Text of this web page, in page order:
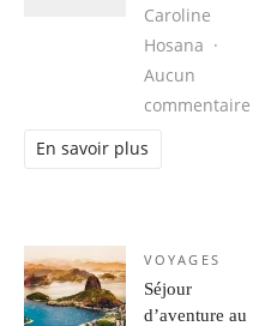
Caroline
Hosana
Aucun
commentaire
En savoir plus
VOYAGES
Séjour
d’aventure au